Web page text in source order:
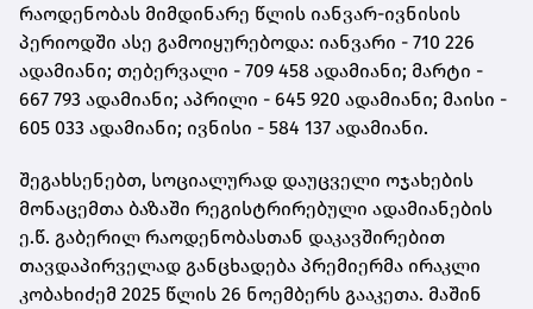
რაოდენობას მიმდინარე წლის იანვარ-ივნისის
პერიოდში ასე გამოიყურებოდა: იანვარი - 710 226
ადამიანი; თებერვალი - 709 458 ადამიანი; მარტი -
667 793 ადამიანი; აპრილი - 645 920 ადამიანი; მაისი -
605 033 ადამიანი; ივნისი - 584 137 ადამიანი.
შეგახსენებთ, სოციალურად დაუცველი ოჯახების
მონაცემთა ბაზაში რეგისტრირებული ადამიანების
ე.წ. გაბერილ რაოდენობასთან დაკავშირებით
თავდაპირველად განცხადება პრემიერმა ირაკლი
კობახიძემ 2025 წლის 26 ნოემბერს გააკეთა. მაშინ